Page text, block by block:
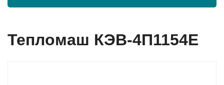
Тепломаш КЭВ-4П1154Е